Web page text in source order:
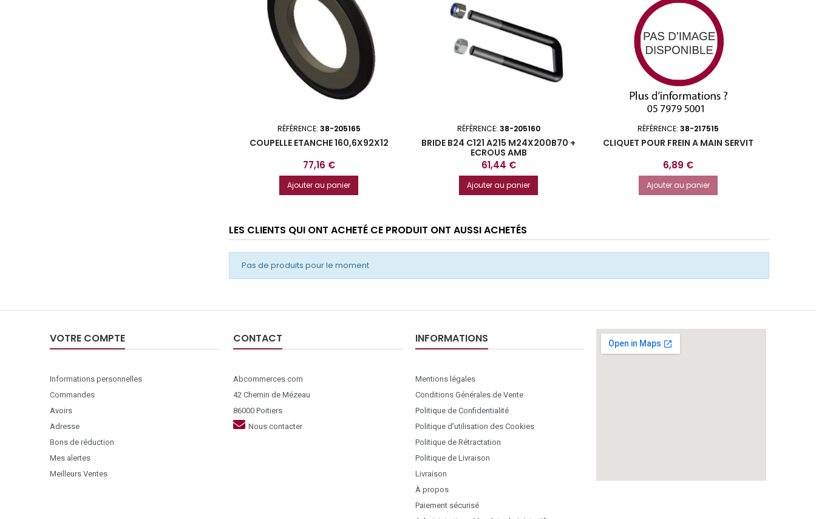
RÉFÉRENCE: 38-205165
COUPELLE ETANCHE 160,6X92X12
Prix
77,16 €
Ajouter au panier
RÉFÉRENCE: 38-205160
BRIDE B24 C121 A215 M24X200B70 +
ECROUS AMB
Prix
61,44 €
Ajouter au panier
RÉFÉRENCE: 38-217515
CLIQUET POUR FREIN A MAIN SERVIT
Prix
6,89 €
Ajouter au panier
LES CLIENTS QUI ONT ACHETÉ CE PRODUIT ONT AUSSI ACHETÉS
Pas de produits pour le moment
VOTRE COMPTE
Informations personnelles
Commandes
Avoirs
Adresse
Bons de réduction
Mes alertes
Meilleurs Ventes
CONTACT
Abcommerces.com
42 Chemin de Mézeau
86000 Poitiers
Nous contacter
INFORMATIONS
Mentions légales
Conditions Générales de Vente
Politique de Confidentialité
Politique d’utilisation des Cookies
Politique de Rétractation
Politique de Livraison
Livraison
À propos
Paiement sécurisé